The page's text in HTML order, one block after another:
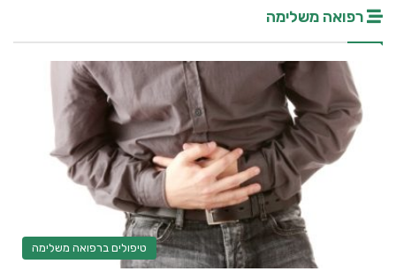
רפואה משלימה
טיפולים ברפואה משלימה